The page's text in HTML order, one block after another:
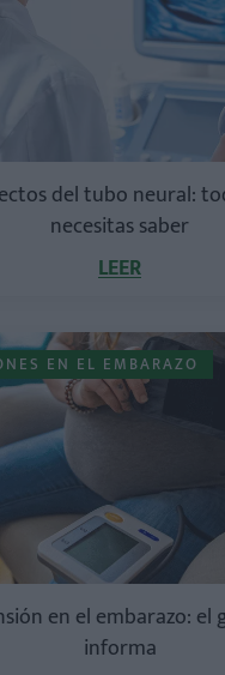
del tubo neural:
necesitas saber
LEER
EN EL EMBARAZO
en el embarazo: el
informa